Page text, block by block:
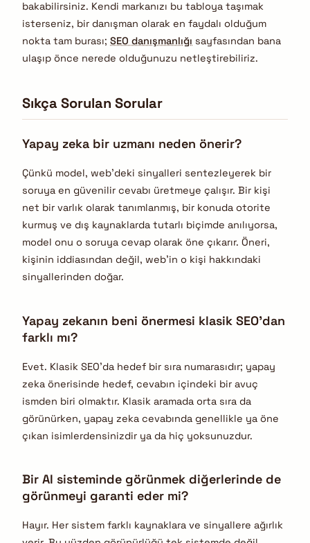
bakabilirsiniz. Kendi markanızı bu tabloya taşımak
isterseniz, bir danışman olarak en faydalı olduğum
nokta tam burası; SEO danışmanlığı sayfasından bana
ulaşıp önce nerede olduğunuzu netleştirebiliriz.
Sıkça Sorulan Sorular
Yapay zeka bir uzmanı neden önerir?
Çünkü model, web’deki sinyalleri sentezleyerek bir
soruya en güvenilir cevabı üretmeye çalışır. Bir kişi
net bir varlık olarak tanımlanmış, bir konuda otorite
kurmuş ve dış kaynaklarda tutarlı biçimde anılıyorsa,
model onu o soruya cevap olarak öne çıkarır. Öneri,
kişinin iddiasından değil, web’in o kişi hakkındaki
sinyallerinden doğar.
Yapay zekanın beni önermesi klasik SEO’dan
farklı mı?
Evet. Klasik SEO’da hedef bir sıra numarasıdır; yapay
zeka önerisinde hedef, cevabın içindeki bir avuç
ismden biri olmaktır. Klasik aramada orta sıra da
görünürken, yapay zeka cevabında genellikle ya öne
çıkan isimlerdensinizdir ya da hiç yoksunuzdur.
Bir AI sisteminde görünmek diğerlerinde de
görünmeyi garanti eder mi?
Hayır. Her sistem farklı kaynaklara ve sinyallere ağırlık